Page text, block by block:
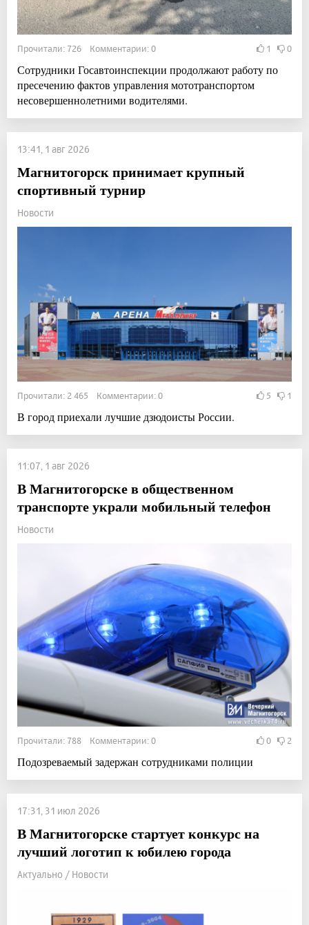
Прочитали: 726 Комментарии: 0 1 0
Сотрудники Госавтоинспекции продолжают работу по
пресечению фактов управления мототранспортом
несовершеннолетними водителями.
13:41, 1 авг 2026
Магнитогорск принимает крупный
спортивный турнир
Новости
Прочитали: 2 465 Комментарии: 0 5 1
В город приехали лучшие дзюдоисты России.
11:07, 1 авг 2026
В Магнитогорске в общественном
транспорте украли мобильный телефон
Новости
Прочитали: 788 Комментарии: 0 0 2
Подозреваемый задержан сотрудниками полиции
17:31, 31 июл 2026
В Магнитогорске стартует конкурс на
лучший логотип к юбилею города
Актуально / Новости